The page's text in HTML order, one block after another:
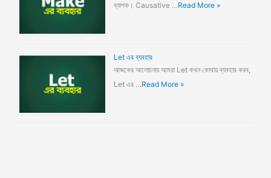
ব্যাপক। Causative …Read More »
Let এর ব্যবহার
আজকের আলোচনায় আমরা Let কখন কোথায় ব্যবহার করব,
Let এর …Read More »